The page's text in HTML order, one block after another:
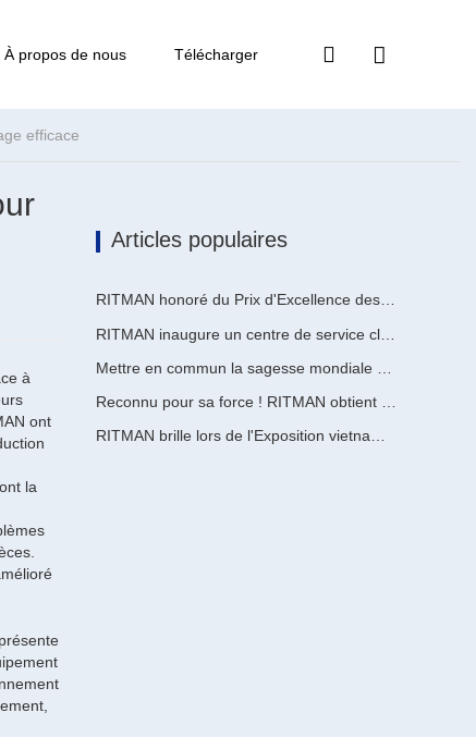
À propos de nous Télécharger
efficace
à
ont
la
Articles populaires
RITMAN honoré du Prix d'Excellence des Brevets de Chine
RITMAN inaugure un centre de service client mondial pour améliorer le support complet du cycle de vie des clients dans le monde entier
RITMAN brille lors de l'Exposition vietnamienne du métal, de la métallurgie et de l'acier 2026